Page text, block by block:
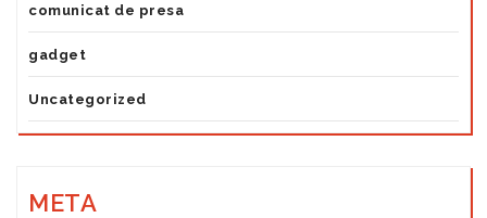
comunicat de presa
gadget
Uncategorized
META